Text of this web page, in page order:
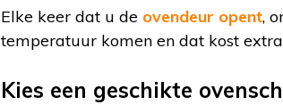
Elke keer dat u de ovendeur opent,
temperatuur komen en dat kost
Kies een geschikte